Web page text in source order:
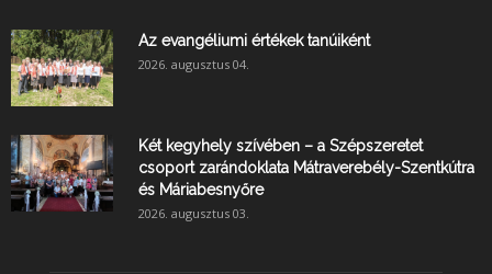
Az evangéliumi értékek tanúiként
2026. augusztus 04.
Két kegyhely szívében – a Szépszeretet
csoport zarándoklata Mátraverebély-Szentkútra
és Máriabesnyőre
2026. augusztus 03.